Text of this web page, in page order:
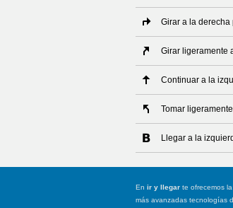
Girar a la
Girar ligeramente
Continuar a la
Tomar
Llegar a la
En ir y llegar te ofrecemos
más avanzadas tecnologías